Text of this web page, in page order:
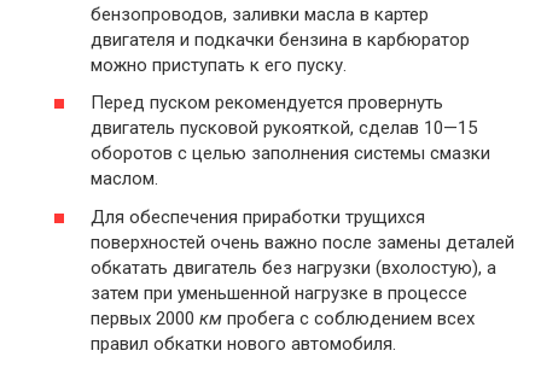
бензопроводов, заливки масла в картер
двигателя и подкачки бензина в карбюратор
можно приступать к его пуску.
Перед пуском рекомендуется провернуть
двигатель пусковой рукояткой, сделав 10—15
оборотов с целью заполнения системы смазки
маслом.
Для обеспечения приработки трущихся
поверхностей очень важно после замены деталей
обкатать двигатель без нагрузки (вхолостую), а
затем при уменьшенной нагрузке в процессе
первых 2000 км пробега с соблюдением всех
правил обкатки нового автомобиля.